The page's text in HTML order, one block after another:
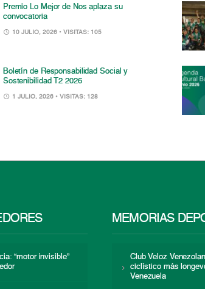
Premio Lo Mejor de Nos aplaza su
convocatoria
10 JULIO, 2026 • VISITAS: 105
Boletín de Responsabilidad Social y
Sostenibilidad T2 2026
1 JULIO, 2026 • VISITAS: 128
“motor invisible”
MEMORIAS
Club Veloz
ciclístico más
Venezuela